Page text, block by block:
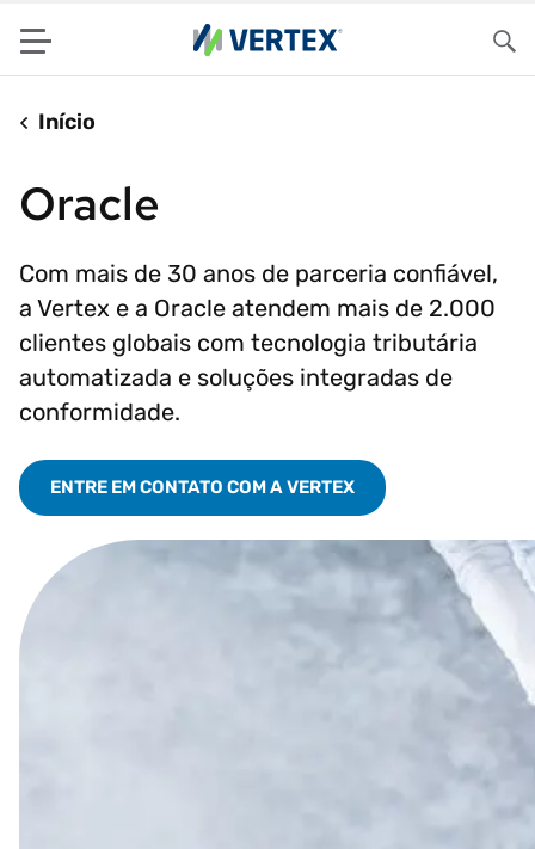
Menu
Início
Oracle
Com mais de 30 anos de parceria confiável,
a Vertex e a Oracle atendem mais de 2.000
clientes globais com tecnologia tributária
automatizada e soluções integradas de
conformidade.
ENTRE EM CONTATO COM A VERTEX